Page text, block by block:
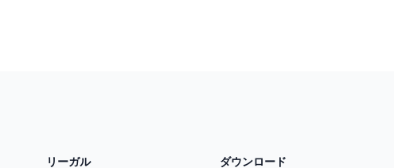
リーガル ダウンロード